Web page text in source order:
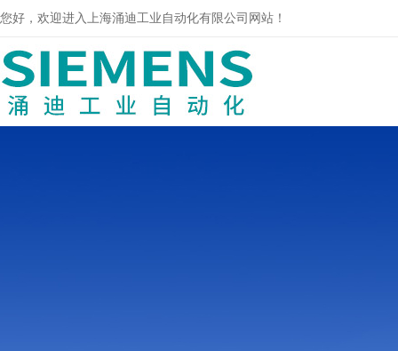
您好，欢迎进入上海涌迪工业自动化有限公司网站！